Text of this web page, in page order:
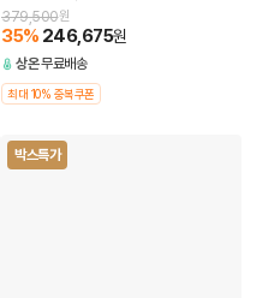
379,500원
35% 246,675원
상온무료배송
최대 10% 중복쿠폰
박스특가